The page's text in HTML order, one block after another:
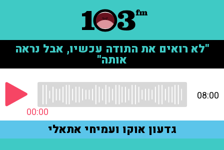
"לא רואים את התודה עכשיו, אבל נראה
אותה"
00:00
08:00
גדעון אוקו ועמיחי אתאלי